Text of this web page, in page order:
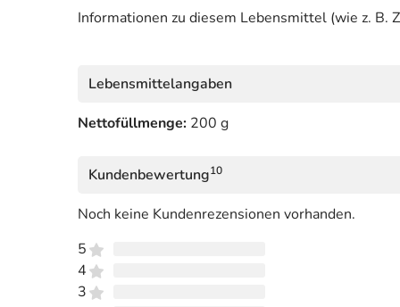
Informationen zu diesem Lebensmittel (wie z.
Lebensmittelangaben
Nettofüllmenge: 200 g
Kundenbewertung10
Noch keine Kundenrezensionen vorhanden.
5
4
3